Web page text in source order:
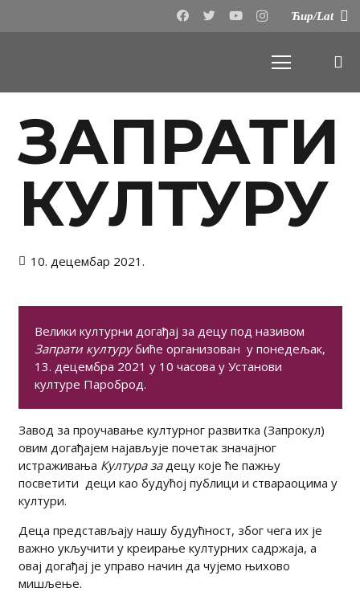
Ћир/Lat
ЗАПРАТИ
КУЛТУРУ
10. децембар 2021.
Велики културни догађај за децу под називом
Запрати културубиће организован у понедељак,
13. децембра 2021 у 10 часова у Установи
културе Пароброд.
Завод за проучавање културног развитка (Запрокул)
овим догађајем најављује почетак значајног
истраживања Култура задецу које ће пажњу
посветити деци као будућој публици и ствараоцима у
култури.
Деца представљају нашу будућност, због чега их је
важно укључити у креирање културних садржаја, а
oвај догађај је управо начин да чујемо њихово
мишљење.